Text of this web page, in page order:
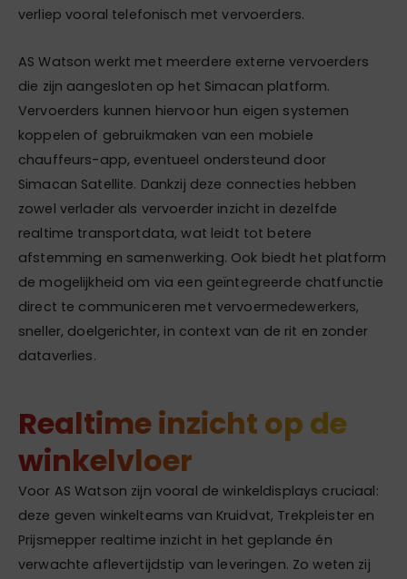
verliep vooral telefonisch met vervoerders.
AS Watson werkt met meerdere externe vervoerders
die zijn aangesloten op het Simacan platform.
Vervoerders kunnen hiervoor hun eigen systemen
koppelen of gebruikmaken van een mobiele
chauffeurs-app, eventueel ondersteund door
Simacan Satellite. Dankzij deze connecties hebben
zowel verlader als vervoerder inzicht in dezelfde
realtime transportdata, wat leidt tot betere
afstemming en samenwerking. Ook biedt het platform
de mogelijkheid om via een geïntegreerde chatfunctie
direct te communiceren met vervoermedewerkers,
sneller, doelgerichter, in context van de rit en zonder
dataverlies.
Realtime inzicht op de
winkelvloer
Voor AS Watson zijn vooral de winkeldisplays cruciaal:
deze geven winkelteams van Kruidvat, Trekpleister en
Prijsmepper realtime inzicht in het geplande én
verwachte aflevertijdstip van leveringen. Zo weten zij